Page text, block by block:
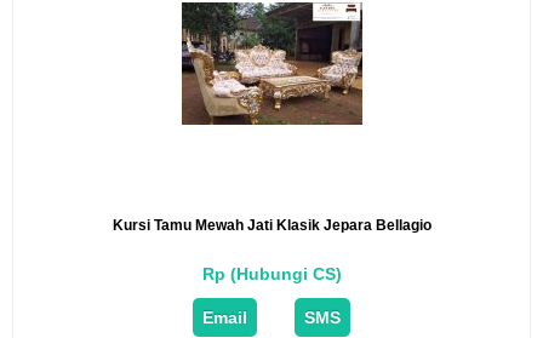
Kursi Tamu Mewah Jati Klasik Jepara Bellagio
Rp (Hubungi CS)
Email SMS